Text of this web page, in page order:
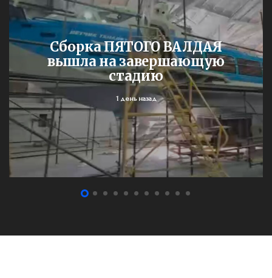
Сборка ПЯТОГО ВАЛДАЯ
вышла на завершающую
стадию
1 день назад